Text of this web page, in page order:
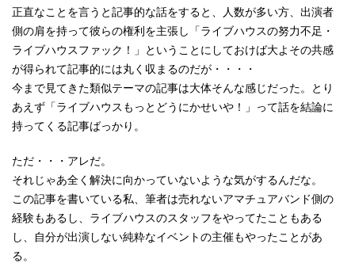
正直なことを言うと記事的な話をすると、人数が多い方、出演者
側の肩を持って彼らの権利を主張し「ライブハウスの努力不足・
ライブハウスファック！」ということにしておけば大よその共感
が得られて記事的には丸く収まるのだが・・・・
今まで見てきた類似テーマの記事は大体そんな感じだった。とり
あえず「ライブハウスもっとどうにかせいや！」って話を結論に
持ってくる記事ばっかり。
ただ・・・アレだ。
それじゃあ全く解決に向かっていないような気がするんだな。
この記事を書いている私、筆者は売れないアマチュアバンド側の
経験もあるし、ライブハウスのスタッフをやってたこともある
し、自分が出演しない純粋なイベントの主催もやったことがあ
る。